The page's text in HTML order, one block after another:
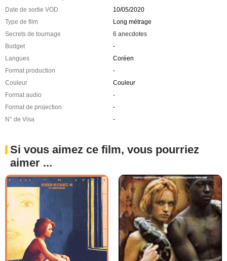
Date de sortie VOD
10/05/2020
Type de film
Long métrage
Secrets de tournage
6 anecdotes
Budget
-
Langues
Coréen
Format production
-
Couleur
Couleur
Format audio
-
Format de projection
-
N° de Visa
-
Si vous aimez ce film, vous pourriez
aimer ...